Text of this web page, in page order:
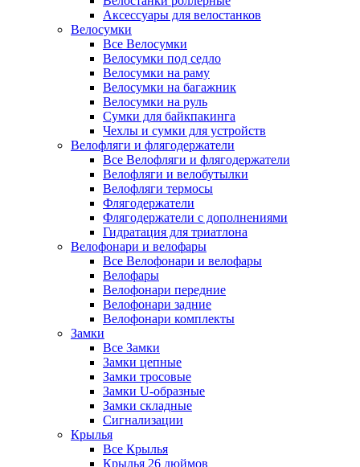
Аксессуары для велостанков
Велосумки
Все Велосумки
Велосумки под седло
Велосумки на раму
Велосумки на багажник
Велосумки на руль
Сумки для байкпакинга
Чехлы и сумки для устройств
Велофляги и флягодержатели
Все Велофляги и флягодержатели
Велофляги и велобутылки
Велофляги термосы
Флягодержатели
Флягодержатели с дополнениями
Гидратация для триатлона
Велофонари и велофары
Все Велофонари и велофары
Велофары
Велофонари передние
Велофонари задние
Велофонари комплекты
Замки
Все Замки
Замки цепные
Замки тросовые
Замки U-образные
Замки складные
Сигнализации
Крылья
Все Крылья
Крылья 26 дюймов